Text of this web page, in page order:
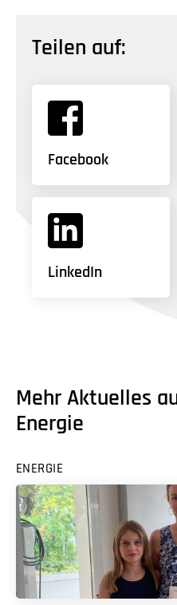
Teilen auf:
Facebook
LinkedIn
Mehr Aktuelles
Energie
ENERGIE